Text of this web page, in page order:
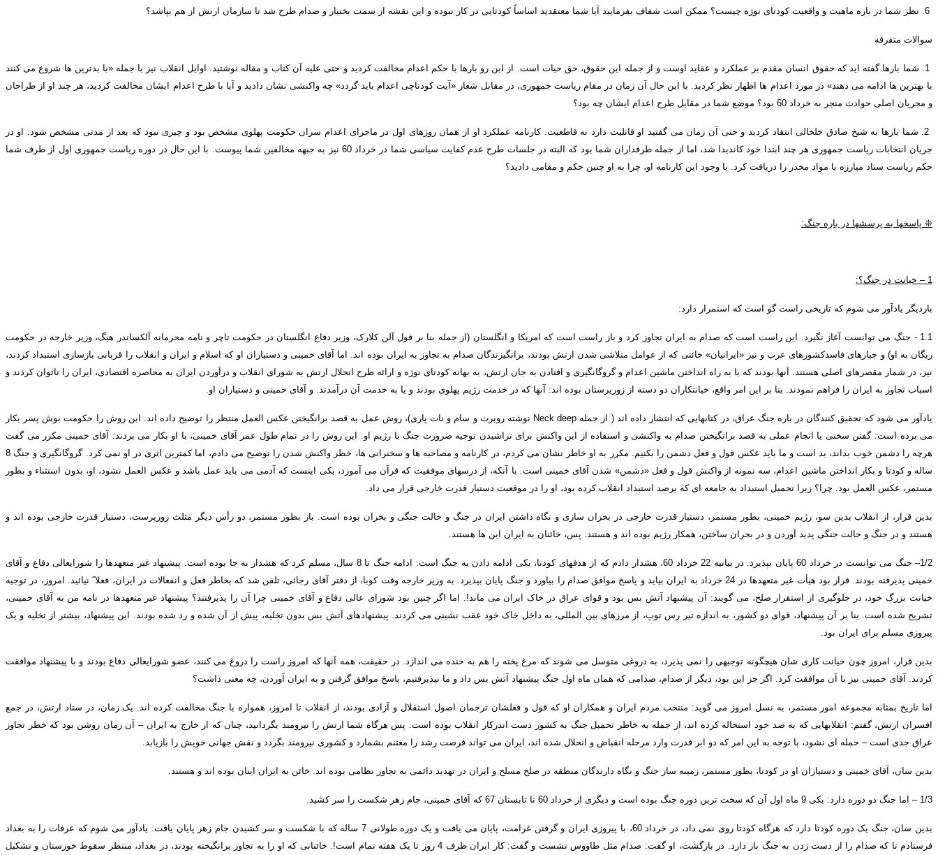
6. نظر شما در باره ماهیت و واقعیت کودتای نوژه چیست؟ ممکن است شفاف بفرمایید آیا شما معتقدید اساساً کودتایی در کار نبوده و این نقشه از سمت بختیار و صدام طرح شد تا سازمان ارتش از هم بپاشد؟
سوالات متفرقه
1. شما بارها گفته اید که حقوق انسان مقدم بر عملکرد و عقاید اوست و از جمله این حقوق، حق حیات است از این رو بارها با حکم اعدام مخالفت کردید و حتی علیه آن کتاب و مقاله نوشتید اوایل انقلاب نیز با جمله«با بدترین ها شروع می کنند
با بهترین ها ادامه می دهند» در مورد اعدام ها اظهار نظر کردید با این حال آن زمان در مقام ریاست جمهوری، در مقابل شعار «آیت کودتاچی اعدام باید گردد» چه واکنشی نشان دادید و آیا با طرح اعدام ایشان مخالفت کردید، هر چند او از طراحان
و مجریان اصلی حوادث منجر به خرداد 60 بود؟ موضع شما در مقابل طرح اعدام ایشان چه بود؟
2. شما بارها به شیخ صادق خلخالی انتقاد کردید و حتی آن زمان می گفتید او قاتلیت دارد نه قاطعیت .کارنامه عملکرد او از همان روزهای اول در ماجرای اعدام سران حکومت پهلوی مشخص بود و چیزی نبود که بعد از مدتی مشخص شود
او در
جریان انتخابات ریاست جمهوری هر چند ابتدا خود کاندیدا شد، اما از جمله طرفداران شما بود که البته در جلسات طرح عدم کفایت سیاسی شما در خرداد60 نیز به جبهه مخالفین شما پیوست
با این حال در دوره ریاست جمهوری اول از طرف شما
حکم ریاست ستاد مبارزه با مواد مخدر را دریافت کرد
با وجود این کارنامه او، چرا به او چنین حکم و مقامی دادید؟
❊ پاسخها به پرسشها در باره جنگ:
1 – خیانت در جنگ؟:
باردیگر یادآور می شوم که تاریخی راست گو است که استمرار دارد :
1.1 - جنگ می توانست آغاز نگیرد این راست است که صدام به ایران تجاوز کرد و باز راست است که امریکا و انگلستان (از جمله بنا بر قول آلن کلارک، وزیر دفاع انگلستان در حکومت تاچر و نامه محرمانه آلکساندر هیگ، وزیر خارجه در حکومت
ریگان به او)و جبارهای فاسدکشورهای عرب و نیز«ایرانیان» خائنی که از عوامل متلاشی شدن ارتش بودند، برانگیزندگان صدام به تجاوز به ایران بوده اند
اما آقای خمینی و دستیاران او که اسلام و ایران و انقلاب را قربانی بازسازی استبداد کردند،
نیز، در شمار مقصرهای اصلی هستند
آنها بودند که با به راه انداختن ماشین اعدام و گروگانگیری و افتادن به جان ارتش، به بهانه کودتای نوژه و ارائه طرح انحلال ارتش به شورای انقلاب و درآوردن ایران به محاصره اقتصادی، ایران را ناتوان کردند و
اسباب تجاوز به ایران را فراهم نمودند
بنا بر این امر واقع، خیانتکاران دو دسته از زورپرستان بوده اند : آنها که در خدمت رژیم پهلوی بودند و یا به خدمت آن درآمدند و آقای خمینی و دستیاران او
یادآور می شود که تحقیق کنندگان در باره جنگ عراق، در کتابهایی که انتشار داده اند( از جمله Neck deep نوشته روبرت و سام و نات پاری)، روش عمل به قصد برانگیختن عکس العمل منتظر را توضیح داده اند
این روش را حکومت بوش پسر بکار
می برده است:گفتن سخنی یا انجام عملی به قصد برانگیختن صدام به واکنشی و استفاده از این واکنش برای تراشیدن توجیه ضرورت جنگ با رژیم او این روش را در تمام طول عمر آقای خمینی، با او بکار می بردند : آقای خمینی مکرر می گفت
هرچه را دشمن خوب بداند، بد است و ما باید عکس قول و فعل دشمن را بکنیم
مکرر به او خاطر نشان می کردم، در کارنامه و مصاحبه ها و سخنرانی ها، خطر واکنش شدن را توضیح می دادم، اما کمترین اثری در او نمی کرد .گروگانگیری و جنگ 8
ساله و کودتا و بکار انداختن ماشین اعدام، سه نمونه از واکنش قول و فعل«دشمن» شدن آقای خمینی است با آنکه، از درسهای موفقیت که قرآن می آموزد، یکی اینست که آدمی می باید عمل باشد و عکس العمل نشود، او، بدون استثناء و بطور
مستمر، عکس العمل بود
چرا؟ زیرا تحمیل استبداد به جامعه ای که برضد استبداد انقلاب کرده بود، او را در موقعیت دستیار قدرت خارجی قرار می داد
بدین قرار، از انقلاب بدین سو، رژیم خمینی، بطور مستمر، دستیار قدرت خارجی در بحران سازی و نگاه داشتن ایران در جنگ و حالت جنگی و بحران بوده است. باز بطور مستمر، دو رأس دیگر مثلث زورپرست، دستیار قدرت خارجی بوده اند و
هستند و در جنگ و حالت جنگی پدید آوردن و در بحران ساختن، همکار رژیم بوده اند و هستند
پس، خائنان به ایران این ها هستند
1/2– جنگ می توانست در خرداد 60 پایان بپذیرد در بیانیه 22 خرداد 60، هشدار دادمکه از هدفهای کودتا، یکی ادامه دادن به جنگ است ادامه جنگ تا8 سال، مسلم کرد که هشدار به جا بوده است
پیشنهاد غیر متعهدها را شورایعالی دفاع و آقای
خمینی پذیرفته بودند
قرار بود هیأت غیر متعهدها در 24 خرداد به ایران بیاید و پاسخ موافق صدام را بیاورد و جنگ پایان بپذیرد به وزیر خارجه وقت کوبا، از دفتر آقای رجائی، تلفن شد که بخاطر فعل و انفعالات در ایران، فعلا˝ نیائید
امروز، در توجیه
خیانت بزرگ خود، در جلوگیری از استقرار صلح، می گویند : آن پیشنهاد آتش بس بود و قوای عراق در خاک ایران می ماند !.
اما اگر چنین بود شورای عالی دفاع و آقای خمینی چرا آن را پذیرفتند؟ پیشنهاد غیر متعهدها در نامه من به آقای خمینی،
تشریح شده است. بنا بر آن پیشنهاد، قوای دو کشور، به اندازه تیر رس توپ، از مرزهای بین المللی، به داخل خاک خود عقب نشینی می کردند پیشنهادهای آتش بس بدون تخلیه، پیش از آن شده و رد شده بودند
این پیشنهاد، بیشتر از تخلیه و یک
پیروزی مسلم برای ایران بود
بدین قرار ، امروز چون خیانت کاری شان هیچگونه توجیهی را نمی پذیرد، به دروغی متوسل می شوند که مرغ پخته را هم به خنده می اندازد
در حقیقت، همه آنها که امروز راست را دروغ می کنند، عضو شورایعالی دفاع بودند و با پیشنهاد موافقت
کردند
آقای خمینی نیز با آن موافقت کرد اگر جز این بود، دیگر از صدام، صدامی که همان ماه اول جنگ پیشنهاد آتش بس داد و ما نپذیرفتیم، پاسخ موافق گرفتن و به ایران آوردن، چه معنی داشت؟
اما تاریخ بمثابه مجموعه امور مستمر، به نسل امروز می گوید : منتخب مردم ایران و همکاران او که قول و فعلشان ترجمان اصول استقلال و آزادی بودند، از انقلاب تا امروز، همواره با جنگ مخالفت کرده اند
یک زمان، در ستاد ارتش، در جمع
افسران ارتش، گفتم : انقلابهایی که به ضد خود استحاله کرده اند، از جمله به خاطر تحمیل جنگ به کشور دست اندرکار انقلاب بوده است
پس هرگاه شما ارتش را نیرومند بگردانید، چنان که از خارج به ایران – آن زمان روشن بود که خطر تجاوز
عراق جدی است – حمله ای نشود، با توجه به این امر که دو ابر قدرت وارد مرحله انقباض و انحلال شده اند، ایران می تواند فرصت رشد را مغتنم بشمارد و کشوری نیرومند بگردد و نقش جهانی خویش را بازیابد
بدین سان، آقای خمینی و دستیاران او در کودتا، بطور مستمر، زمینه ساز جنگ و نگاه دارندگان منطقه در صلح مسلح و ایران در تهدید دائمی به تجاوز نظامی بوده اند خائن به ایران اینان بوده اند و هستند
1/3
– اما جنگ دو دوره دارد : یکی 9 ماه اول آن که سخت ترین دوره جنگ بوده است و دیگری از خرداد 60 تا تابستان 67 که آقای خمینی، جام زهر شکست را سر کشید
بدین سان، جنگ یک دوره کودتا دارد که هرگاه کودتا روی نمی داد، در خرداد60، با پیروزی ایران و گرفتن غرامت، پایان می یافت و یک دوره طولانی7 ساله که با شکست و سر کشیدن جام زهر پایان یافت
یادآور می شوم که عرفات را به بغداد
فرستادم تا که صدام را از دست زدن به جنگ باز دارد
در بازگشت، او گفت: صدام مثل طاووس نشست و گفت:کار ایران ظرف 4 روز تا یک هفته تمام است!. خائنانی که او را به تجاوز برانگیخته بودند، در بغداد، منتظر سقوط خوزستان و تشکیل